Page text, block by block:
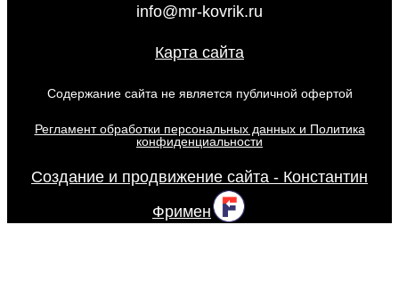
info@mr-kovrik.ru
Карта сайта
Содержание сайта не является публичной офертой
Регламент обработки персональных данных и Политика
конфиденциальности
Создание и продвижение сайта - Константин
Фримен